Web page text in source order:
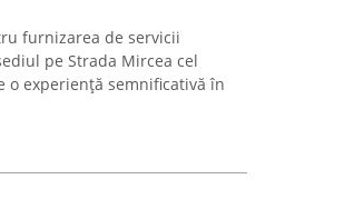
furnizarea de servicii
pe Strada Mircea cel
o experiență semnificativă în